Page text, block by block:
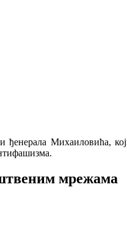
Михаиловића,
мрежама